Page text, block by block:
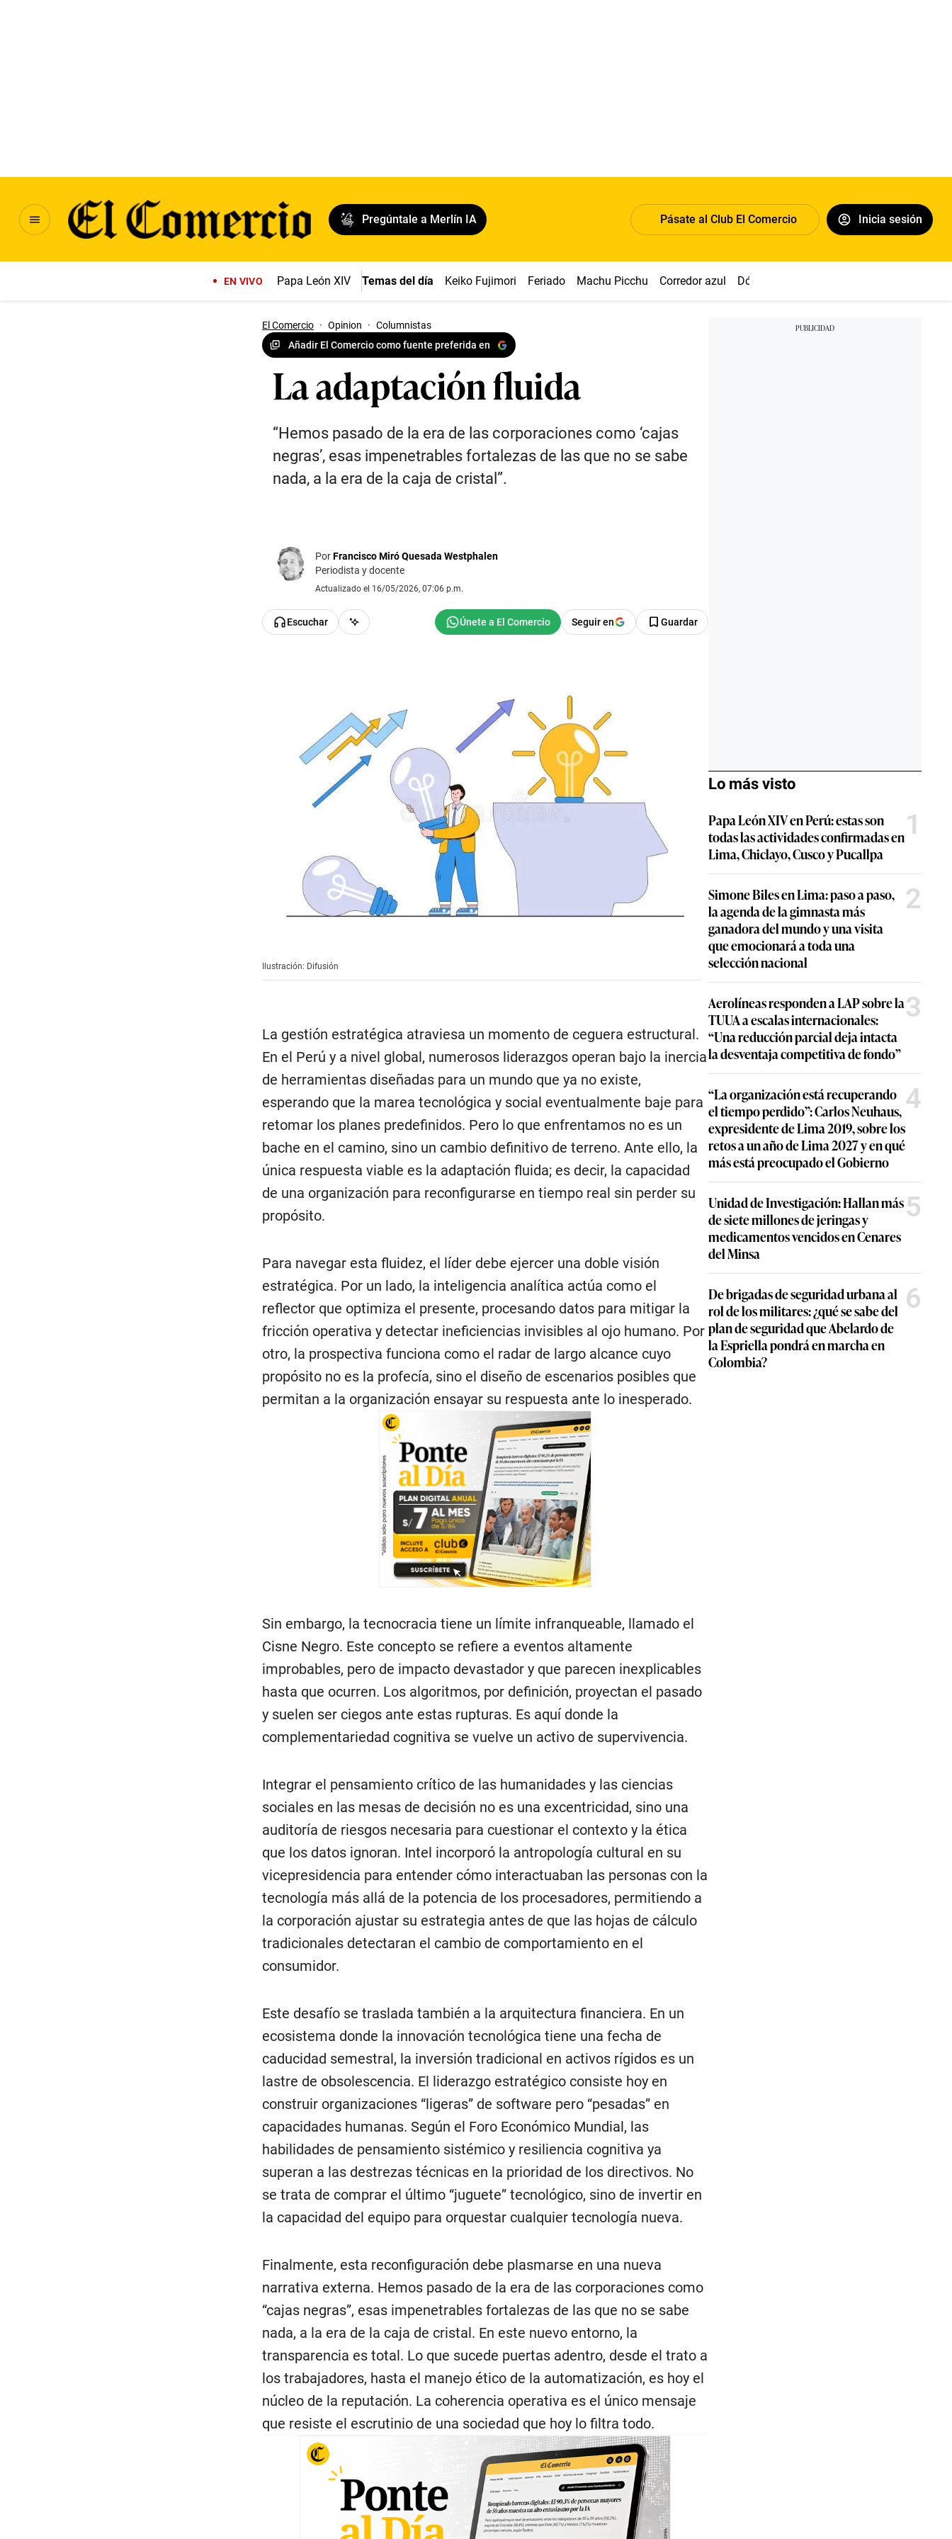
Pregúntale a Merlín IA Pásate al Club El Comercio Inicia sesión
EN VIVO Papa León XIV Temas del día Keiko Fujimori Feriado Machu Picchu Corredor azul Dólar
El Comercio · Opinion · Columnistas
Añadir El Comercio como fuente preferida en
La adaptación fluida
“Hemos pasado de la era de las corporaciones como ‘cajas
negras’, esas impenetrables fortalezas de las que no se sabe
nada, a la era de la caja de cristal”.
PorFrancisco Miró Quesada Westphalen
Periodista y docente
Actualizado el 16/05/2026, 07:06 p.m.
Escuchar Seguir en Guardar
Ilustración: Difusión
La gestión estratégica atraviesa un momento de ceguera estructural.
En el Perú y a nivel global, numerosos liderazgos operan bajo la inercia
de herramientas diseñadas para un mundo que ya no existe,
esperando que la marea tecnológica y social eventualmente baje para
retomar los planes predefinidos. Pero lo que enfrentamos no es un
bache en el camino, sino un cambio definitivo de terreno. Ante ello, la
única respuesta viable es la adaptación fluida; es decir, la capacidad
de una organización para reconfigurarse en tiempo real sin perder su
propósito.
Para navegar esta fluidez, el líder debe ejercer una doble visión
estratégica. Por un lado, la inteligencia analítica actúa como el
reflector que optimiza el presente, procesando datos para mitigar la
fricción operativa y detectar ineficiencias invisibles al ojo humano. Por
otro, la prospectiva funciona como el radar de largo alcance cuyo
propósito no es la profecía, sino el diseño de escenarios posibles que
permitan a la organización ensayar su respuesta ante lo inesperado.
Sin embargo, la tecnocracia tiene un límite infranqueable, llamado el
Cisne Negro. Este concepto se refiere a eventos altamente
improbables, pero de impacto devastador y que parecen inexplicables
hasta que ocurren. Los algoritmos, por definición, proyectan el pasado
y suelen ser ciegos ante estas rupturas. Es aquí donde la
complementariedad cognitiva se vuelve un activo de supervivencia.
Integrar el pensamiento crítico de las humanidades y las ciencias
sociales en las mesas de decisión no es una excentricidad, sino una
auditoría de riesgos necesaria para cuestionar el contexto y la ética
que los datos ignoran. Intel incorporó la antropología cultural en su
vicepresidencia para entender cómo interactuaban las personas con la
tecnología más allá de la potencia de los procesadores, permitiendo a
la corporación ajustar su estrategia antes de que las hojas de cálculo
tradicionales detectaran el cambio de comportamiento en el
consumidor.
Este desafío se traslada también a la arquitectura financiera. En un
ecosistema donde la innovación tecnológica tiene una fecha de
caducidad semestral, la inversión tradicional en activos rígidos es un
lastre de obsolescencia. El liderazgo estratégico consiste hoy en
construir organizaciones “ligeras” de software pero “pesadas” en
capacidades humanas. Según el Foro Económico Mundial, las
habilidades de pensamiento sistémico y resiliencia cognitiva ya
superan a las destrezas técnicas en la prioridad de los directivos. No
se trata de comprar el último “juguete” tecnológico, sino de invertir en
la capacidad del equipo para orquestar cualquier tecnología nueva.
Finalmente, esta reconfiguración debe plasmarse en una nueva
narrativa externa. Hemos pasado de la era de las corporaciones como
“cajas negras”, esas impenetrables fortalezas de las que no se sabe
nada, a la era de la caja de cristal. En este nuevo entorno, la
transparencia es total. Lo que sucede puertas adentro, desde el trato a
los trabajadores, hasta el manejo ético de la automatización, es hoy el
núcleo de la reputación. La coherencia operativa es el único mensaje
que resiste el escrutinio de una sociedad que hoy lo filtra todo.
Lo más visto
Papa León XIV en Perú: estas son
todas las actividades confirmadas en
Lima, Chiclayo, Cusco y Pucallpa
1
Simone Biles en Lima: paso a paso,
la agenda de la gimnasta más
ganadora del mundo y una visita
que emocionará a toda una
selección nacional
2
Aerolíneas responden a LAP sobre la
TUUA a escalas internacionales:
“Una reducción parcial deja intacta
la desventaja competitiva de fondo”
3
“La organización está recuperando
el tiempo perdido”: Carlos Neuhaus,
expresidente de Lima 2019, sobre los
retos a un año de Lima 2027 y en qué
más está preocupado el Gobierno
4
Unidad de Investigación: Hallan más
de siete millones de jeringas y
medicamentos vencidos en Cenares
del Minsa
5
De brigadas de seguridad urbana al
rol de los militares: ¿qué se sabe del
plan de seguridad que Abelardo de
la Espriella pondrá en marcha en
Colombia?
6